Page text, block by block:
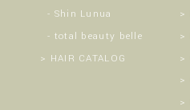
Shin Lunua
total beauty belle
HAIR CATALOG